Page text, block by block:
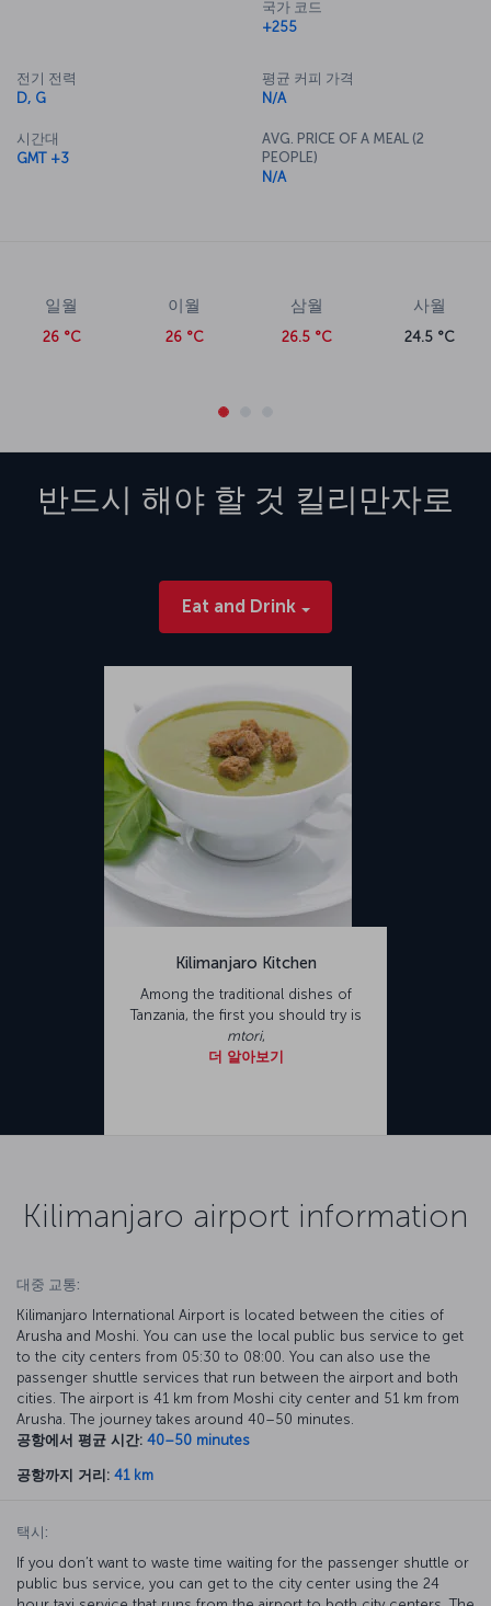
국가 코드
+255
전기 전력
D, G
시간대
GMT +3
평균 커피 가격
N/A
AVG. PRICE OF A MEAL (2
PEOPLE)
N/A
일월
26 °C
이월
26 °C
삼월
26.5 °C
사월
24.5 °C
반드시 해야 할 것 킬리만자로
Eat and Drink
Kilimanjaro Kitchen
Among the traditional dishes of
Tanzania, the first you should try is
mtori,
더 알아보기
Kilimanjaro airport information
대중 교통:
Kilimanjaro International Airport is located between the cities of
Arusha and Moshi. You can use the local public bus service to get
to the city centers from 05:30 to 08:00. You can also use the
passenger shuttle services that run between the airport and both
cities. The airport is 41 km from Moshi city center and 51 km from
Arusha. The journey takes around 40–50 minutes.
공항에서 평균 시간: 40–50 minutes
공항까지 거리: 41 km
택시:
If you don’t want to waste time waiting for the passenger shuttle or
public bus service, you can get to the city center using the 24